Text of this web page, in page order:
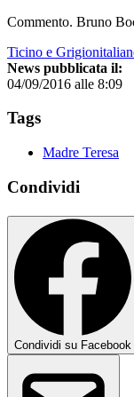
Commento. Bruno
Ticino e
News pubblicata il:
04/09/2016 alle 8:09
Tags
Madre Teresa
Condividi
Condividi su Facebook